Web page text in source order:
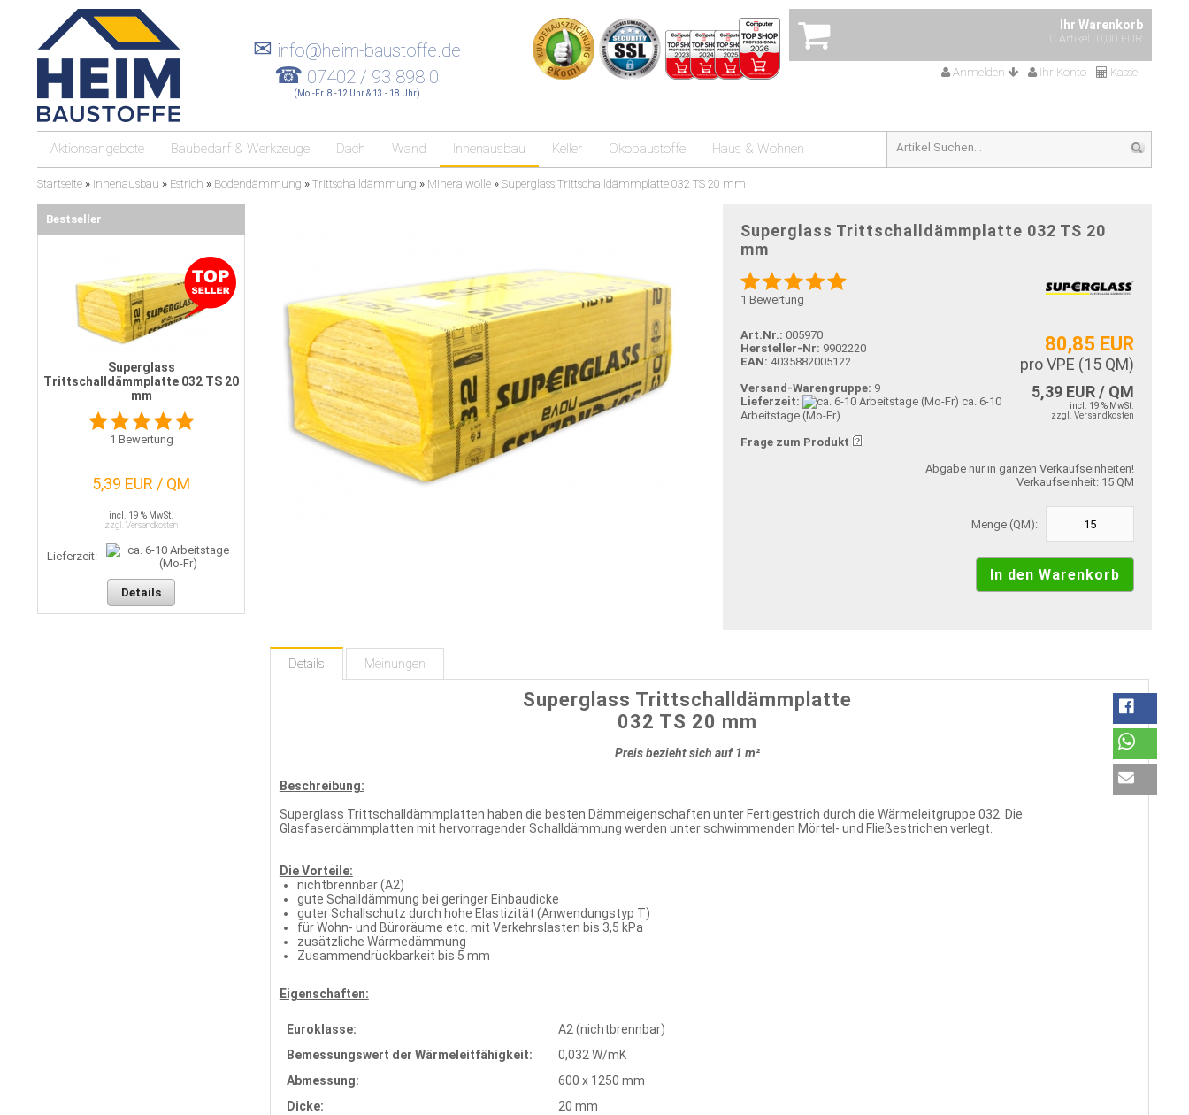
Ihr Warenkorb
0 Artikel 0,00 EUR
Anmelden Ihr Konto Kasse
✉ info@heim-baustoffe.de
☎ 07402 / 93 898 0
(Mo.-Fr. 8 -12 Uhr & 13 - 18 Uhr)
Aktionsangebote Baubedarf & Werkzeuge Dach Wand Innenausbau Keller Ökobaustoffe Haus & Wohnen
Startseite » Innenausbau » Estrich » Bodendämmung » Trittschalldämmung » Mineralwolle » Superglass Trittschalldämmplatte 032 TS 20 mm
Superglass Trittschalldämmplatte 032 TS 20
mm
1 Bewertung
80,85 EUR
pro VPE (15 QM)
5,39 EUR / QM
incl. 19 % MwSt.
zzgl. Versandkosten
Art.Nr.: 005970
Hersteller-Nr: 9902220
EAN: 4035882005122
Versand-Warengruppe: 9
Lieferzeit:
ca. 6-10
Arbeitstage (Mo-Fr)
Frage zum Produkt
Abgabe nur in ganzen Verkaufseinheiten!
Verkaufseinheit: 15 QM
Menge (QM):
Details Meinungen
Superglass Trittschalldämmplatte
032 TS 20 mm
Preis bezieht sich auf 1 m²
Beschreibung:
Superglass Trittschalldämmplatten haben die besten Dämmeigenschaften unter Fertigestrich durch die Wärmeleitgruppe 032. Die
Glasfaserdämmplatten mit hervorragender Schalldämmung werden unter schwimmenden Mörtel- und Fließestrichen verlegt.
Die Vorteile:
nichtbrennbar (A2)
gute Schalldämmung bei geringer Einbaudicke
guter Schallschutz durch hohe Elastizität (Anwendungstyp T)
für Wohn- und Büroräume etc. mit Verkehrslasten bis 3,5 kPa
zusätzliche Wärmedämmung
Zusammendrückbarkeit bis 5 mm
Eigenschaften:
Euroklasse:
A2 (nichtbrennbar)
Bemessungswert der Wärmeleitfähigkeit:
0,032 W/mK
Abmessung:
600 x 1250 mm
Dicke:
20 mm
Bestseller
Superglass
Trittschalldämmplatte 032 TS 20
mm
1 Bewertung
5,39 EUR / QM
incl. 19 % MwSt.
zzgl. Versandkosten
Lieferzeit:
Details